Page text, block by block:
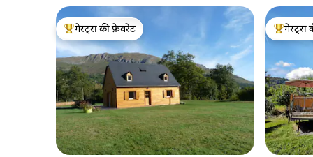
गेस्ट्स का टॉप फ़ेवरेट
गेस्ट्स की फ़ेवरेट
गेस्ट्स का
गेस्ट्स